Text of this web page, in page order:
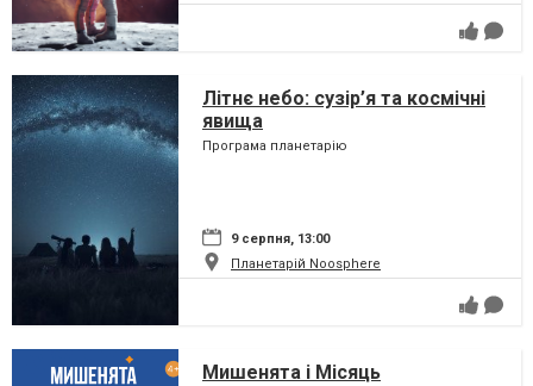
Літнє небо: сузір’я та космічні
явища
Програма планетарію
9 серпня, 13:00
Планетарій Noosphere
Мишенята і Місяць